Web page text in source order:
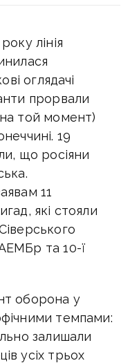
лінія
оглядачі
прорвали
той момент)
19
що росіяни
11
які стояли
та 10-ї
оборона у
темпами:
залишали
усіх трьох